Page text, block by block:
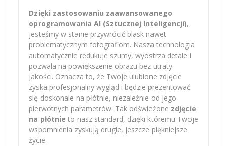
Dzięki zastosowaniu zaawansowanego
oprogramowania AI (Sztucznej Inteligencji),
jesteśmy w stanie przywrócić blask nawet
problematycznym fotografiom. Nasza technologia
automatycznie redukuje szumy, wyostrza detale i
pozwala na powiększenie obrazu bez utraty
jakości. Oznacza to, że Twoje ulubione zdjęcie
zyska profesjonalny wygląd i będzie prezentować
się doskonale na płótnie, niezależnie od jego
pierwotnych parametrów. Tak odświeżone zdjęcie
na płótnie to nasz standard, dzięki któremu Twoje
wspomnienia zyskują drugie, jeszcze piękniejsze
życie.